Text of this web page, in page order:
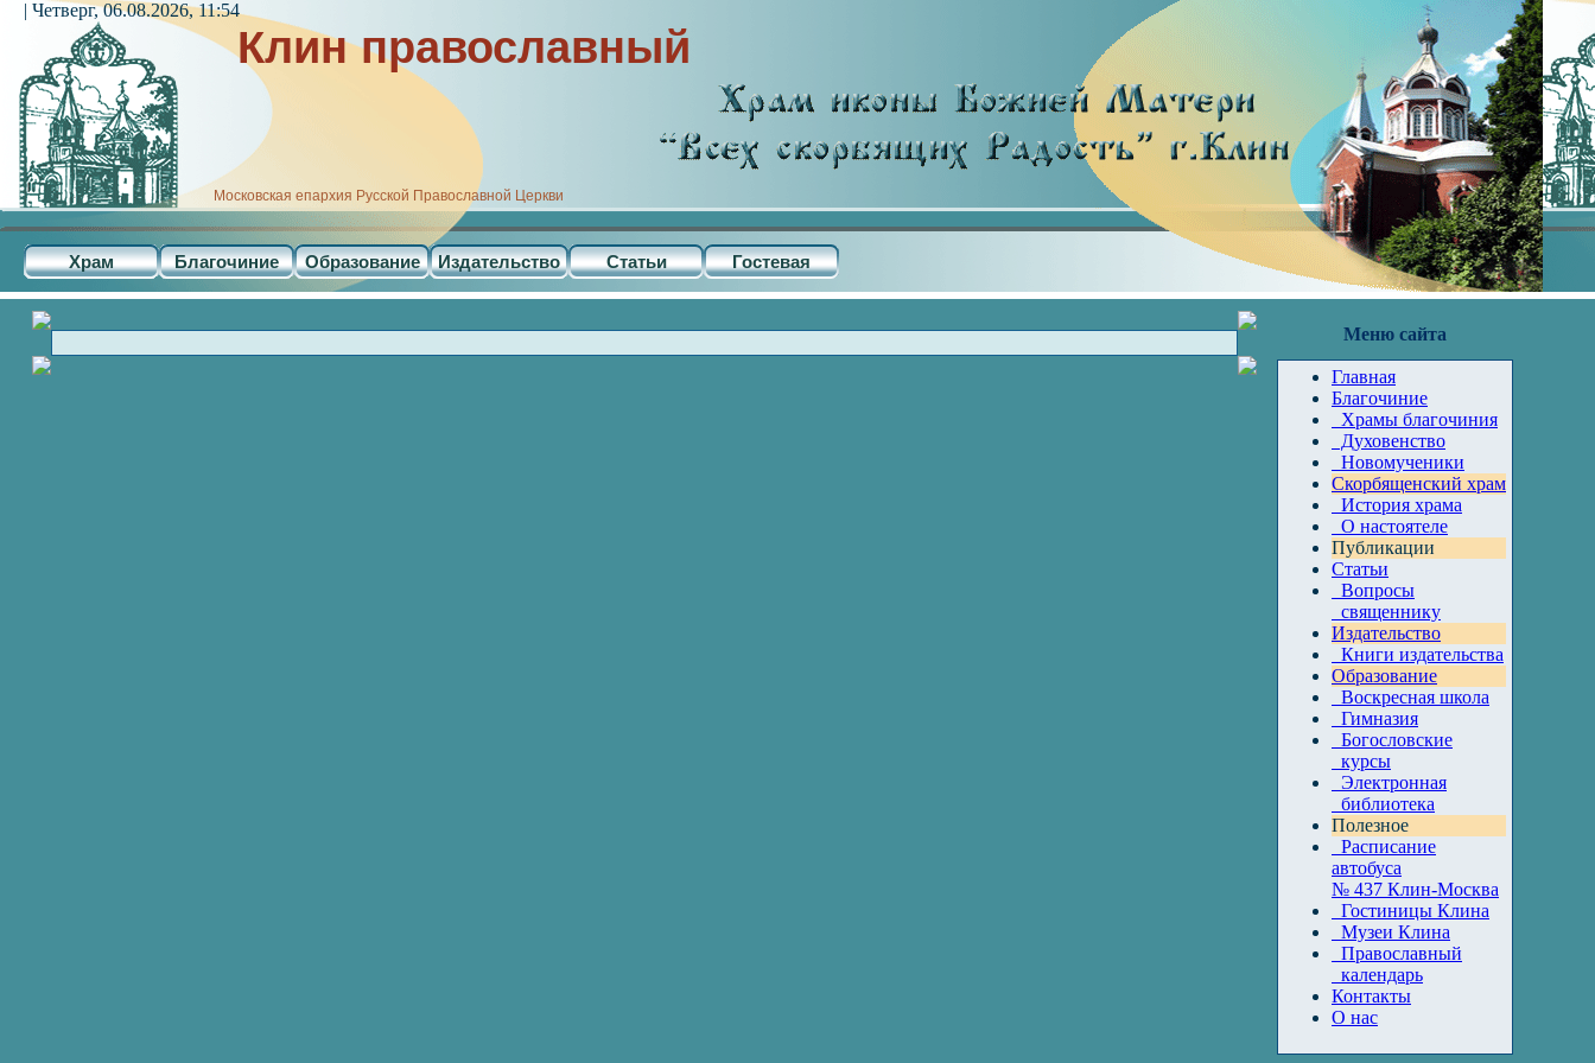
Клин православный
Московская епархия Русской Православной Церкви
Храм Благочиние Образование Издательство Статьи Гостевая
| Четверг, 06.08.2026, 11:54
Меню сайта
Главная
Благочиние
Храмы благочиния
Духовенство
Новомученики
Скорбященский храм
История храма
О настоятеле
Публикации
Статьи
Вопросы
священнику
Издательство
Книги издательства
Образование
Воскресная школа
Гимназия
Богословские
курсы
Электронная
библиотека
Полезное
Расписание
автобуса
№ 437 Клин-Москва
Гостиницы Клина
Музеи Клина
Православный
календарь
Контакты
О нас